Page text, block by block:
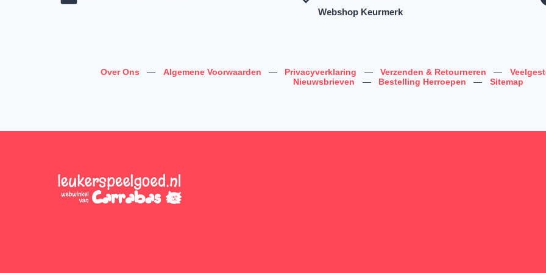
Webshop Keurmerk
Over Ons — Algemene Voorwaarden — Privacyverklaring — Verzenden & Retourneren —
Nieuwsbrieven
— Bestelling Herroepen — Sitemap